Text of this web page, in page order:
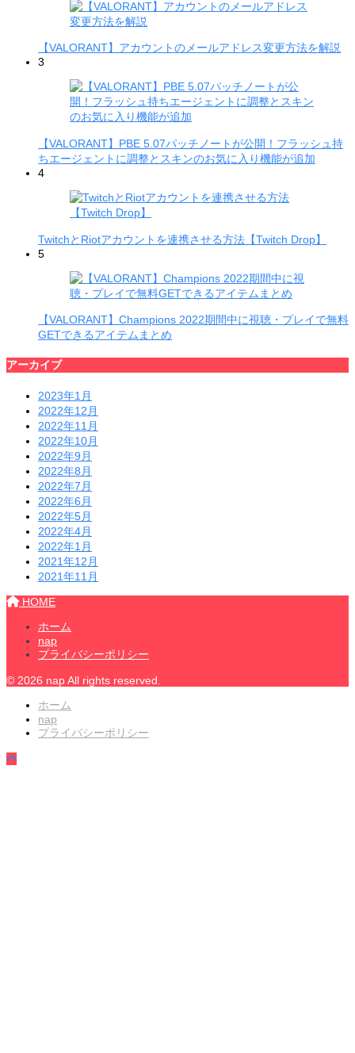
【VALORANT】アカウントのメールアドレス変更方法を解説
3
【VALORANT】PBE 5.07パッチノートが公開！フラッシュ持
ちエージェントに調整とスキンのお気に入り機能が追加
4
TwitchとRiotアカウントを連携させる方法【Twitch Drop】
5
【VALORANT】Champions 2022期間中に視聴・プレイで無料
GETできるアイテムまとめ
アーカイブ
2023年1月
2022年12月
2022年11月
2022年10月
2022年9月
2022年8月
2022年7月
2022年6月
2022年5月
2022年4月
2022年1月
2021年12月
2021年11月
HOME
ホーム
nap
プライバシーポリシー
© 2026 nap All rights reserved.
ホーム
nap
プライバシーポリシー